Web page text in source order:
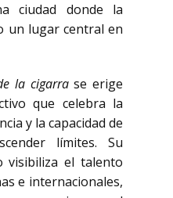
ciudad donde la
un lugar central en
la cigarrase erige
que celebra la
y la capacidad de
límites. Su
visibiliza el talento
e internacionales,